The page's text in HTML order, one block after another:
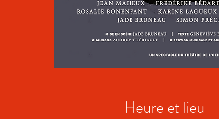
Heure et lieu